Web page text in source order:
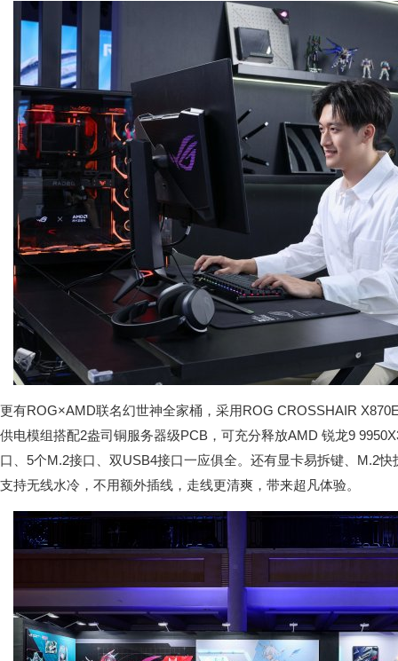
更有ROG×AMD联名幻世神全家桶，采用ROG CROSSHAIR
供电模组搭配2盎司铜服务器级PCB，可充分释放AMD 锐龙9
口、5个M.2接口、双USB4接口一应俱全。还有显卡易拆键、M.2
支持无线水冷，不用额外插线，走线更清爽，带来超凡体验。